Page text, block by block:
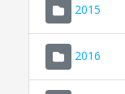
2015
2016